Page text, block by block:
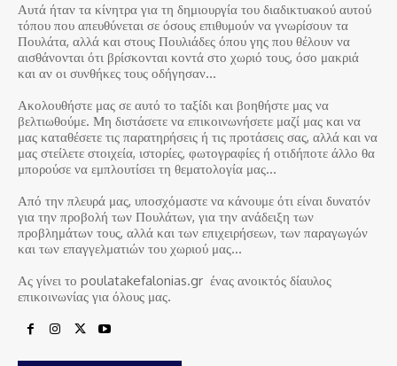
Αυτά ήταν τα κίνητρα για τη δημιουργία του διαδικτυακού αυτού
τόπου που απευθύνεται σε όσους επιθυμούν να γνωρίσουν τα
Πουλάτα, αλλά και στους Πουλιάδες όπου γης που θέλουν να
αισθάνονται ότι βρίσκονται κοντά στο χωριό τους, όσο μακριά
και αν οι συνθήκες τους οδήγησαν…
Ακολουθήστε μας σε αυτό το ταξίδι και βοηθήστε μας να
βελτιωθούμε. Μη διστάσετε να επικοινωνήσετε μαζί μας και να
μας καταθέσετε τις παρατηρήσεις ή τις προτάσεις σας, αλλά και να
μας στείλετε στοιχεία, ιστορίες, φωτογραφίες ή οτιδήποτε άλλο θα
μπορούσε να εμπλουτίσει τη θεματολογία μας…
Από την πλευρά μας, υποσχόμαστε να κάνουμε ότι είναι δυνατόν
για την προβολή των Πουλάτων, για την ανάδειξη των
προβλημάτων τους, αλλά και των επιχειρήσεων, των παραγωγών
και των επαγγελματιών του χωριού μας…
Ας γίνει το poulatakefalonias.gr ένας ανοικτός δίαυλος
επικοινωνίας για όλους μας.